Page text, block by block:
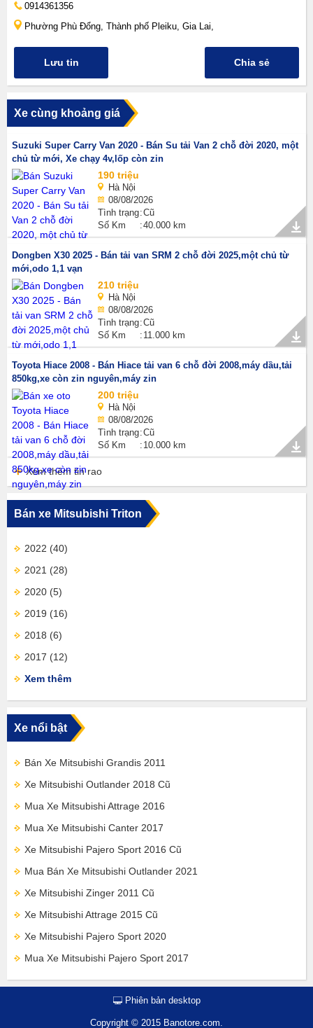
0914361356
Phường Phù Đổng, Thành phố Pleiku, Gia Lai,
Lưu tin Chia sẻ
Xe cùng khoảng giá
Suzuki Super Carry Van 2020 - Bán Su tải Van 2 chỗ đời 2020, một
chủ từ mới, Xe chạy 4v,lốp còn zin
190 triệu
Hà Nội
08/08/2026
Tình trạng Cũ
Số Km
40.000 km
Dongben X30 2025 - Bán tải van SRM 2 chỗ đời 2025,một chủ từ
mới,odo 1,1 vạn
210 triệu
Hà Nội
08/08/2026
Tình trạng Cũ
Số Km
11.000 km
Toyota Hiace 2008 - Bán Hiace tải van 6 chỗ đời 2008,máy dầu,tải
850kg,xe còn zin nguyên,máy zin
200 triệu
Hà Nội
08/08/2026
Tình trạng Cũ
Số Km
10.000 km
Xem thêm tin rao
Bán xe Mitsubishi Triton
2022 (40)
2021 (28)
2020 (5)
2019 (16)
2018 (6)
2017 (12)
Xem thêm
Xe nổi bật
Bán Xe Mitsubishi Grandis 2011
Xe Mitsubishi Outlander 2018 Cũ
Mua Xe Mitsubishi Attrage 2016
Mua Xe Mitsubishi Canter 2017
Xe Mitsubishi Pajero Sport 2016 Cũ
Mua Bán Xe Mitsubishi Outlander 2021
Xe Mitsubishi Zinger 2011 Cũ
Xe Mitsubishi Attrage 2015 Cũ
Xe Mitsubishi Pajero Sport 2020
Mua Xe Mitsubishi Pajero Sport 2017
Phiên bản desktop
Copyright © 2015 Banotore.com.